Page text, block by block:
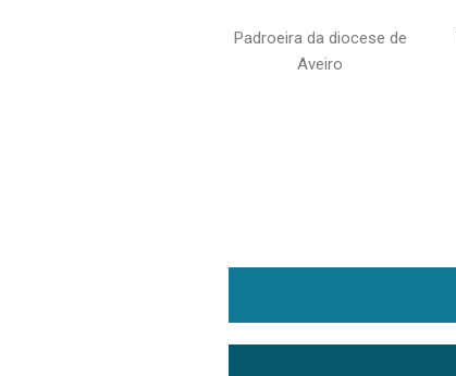
Padroeira da diocese de
Aveiro